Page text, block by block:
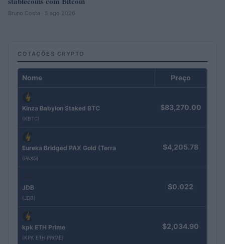
Bruno Costa · 5 ago 2026
COTAÇÕES CRYPTO
Nome Preço
Kinza Babylon Staked BTC
(KBTC)
$83,270.00
Eureka Bridged PAX Gold (Terra
(PAXG)
$4,205.78
JDB
(JDB)
$0.022
kpk ETH Prime
(KPK ETH PRIME)
$2,034.90